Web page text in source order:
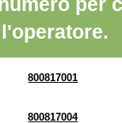
l'operatore.
800817001
800817004